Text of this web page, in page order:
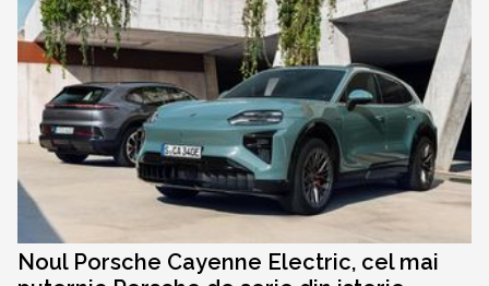
Noul Porsche Cayenne Electric, cel mai